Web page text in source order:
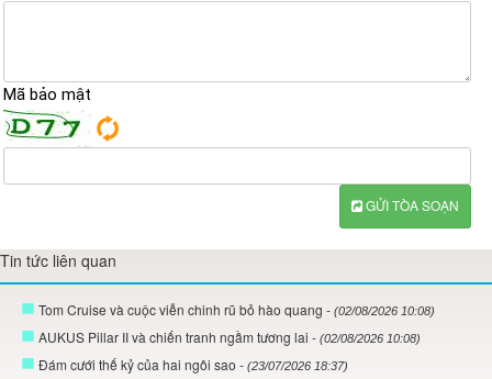
Mã bảo mật
GỬI TÒA SOẠN
Tin tức liên quan
Tom Cruise và cuộc viễn chinh rũ bỏ hào quang - (02/08/2026 10:08)
AUKUS Pillar II và chiến tranh ngầm tương lai - (02/08/2026 10:08)
Đám cưới thế kỷ của hai ngôi sao - (23/07/2026 18:37)